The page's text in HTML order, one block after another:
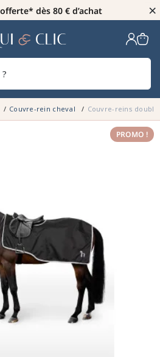
dès 80 € d’achat ×
Couvre-rein cheval Couvre-reins
PROMO !